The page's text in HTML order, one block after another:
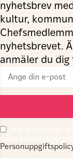
nyhetsbrev
kultur,
nyhetsbrevet.
anmäler du